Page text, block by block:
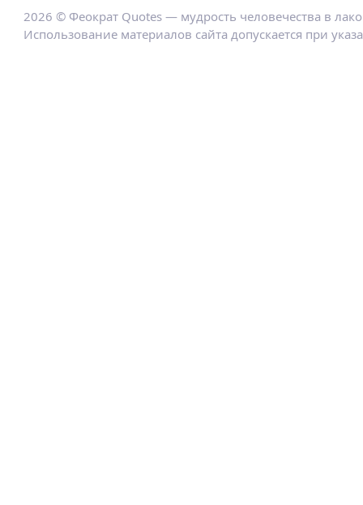
2026 © Феократ Quotes — мудрость человечества в
Использование материалов сайта допускается при